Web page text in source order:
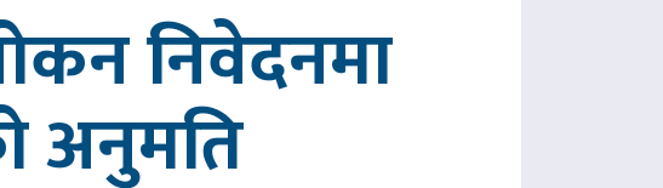
निवेदनमा
अनुमति